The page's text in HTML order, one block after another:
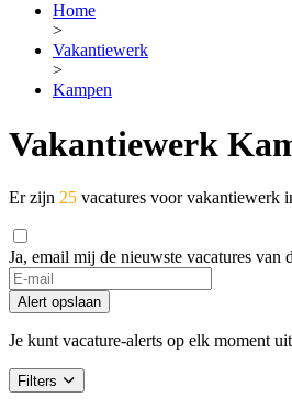
Home
>
Vakantiewerk
>
Kampen
Vakantiewerk
Er zijn 25 vacatures voor vakantiewerk
Ja, email mij de nieuwste vacatures van
Alert opslaan
Je kunt vacature-alerts op elk moment
Filters